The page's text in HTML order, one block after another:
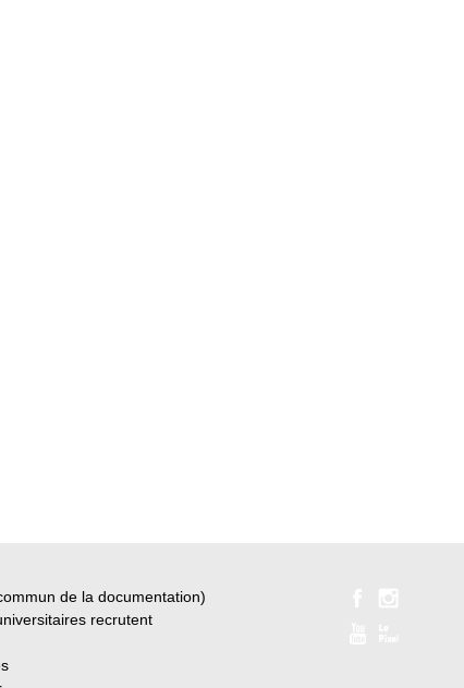
de la documentation)
recrutent